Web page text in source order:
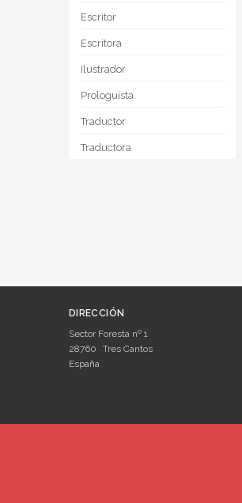
Escritor
Escritora
Ilustrador
Prologuista
Traductor
Traductora
DIRECCIÓN
Sector Foresta nº 1
28760
Tres Cantos
España